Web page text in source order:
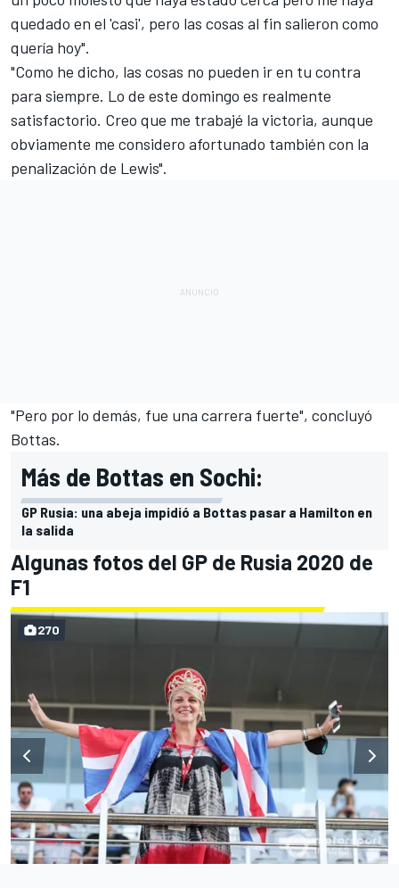
quedado en el 'casi', pero las cosas al fin salieron como
quería hoy".
"Como he dicho, las cosas no pueden ir en tu contra
para siempre. Lo de este domingo es realmente
satisfactorio. Creo que me trabajé la victoria, aunque
obviamente me considero afortunado también con la
penalización de Lewis".
"Pero por lo demás, fue una carrera fuerte", concluyó
Bottas.
Más de Bottas en Sochi:
GP Rusia: una abeja impidió a Bottas pasar a Hamilton en
la salida
Algunas fotos del GP de Rusia 2020 de
F1
270